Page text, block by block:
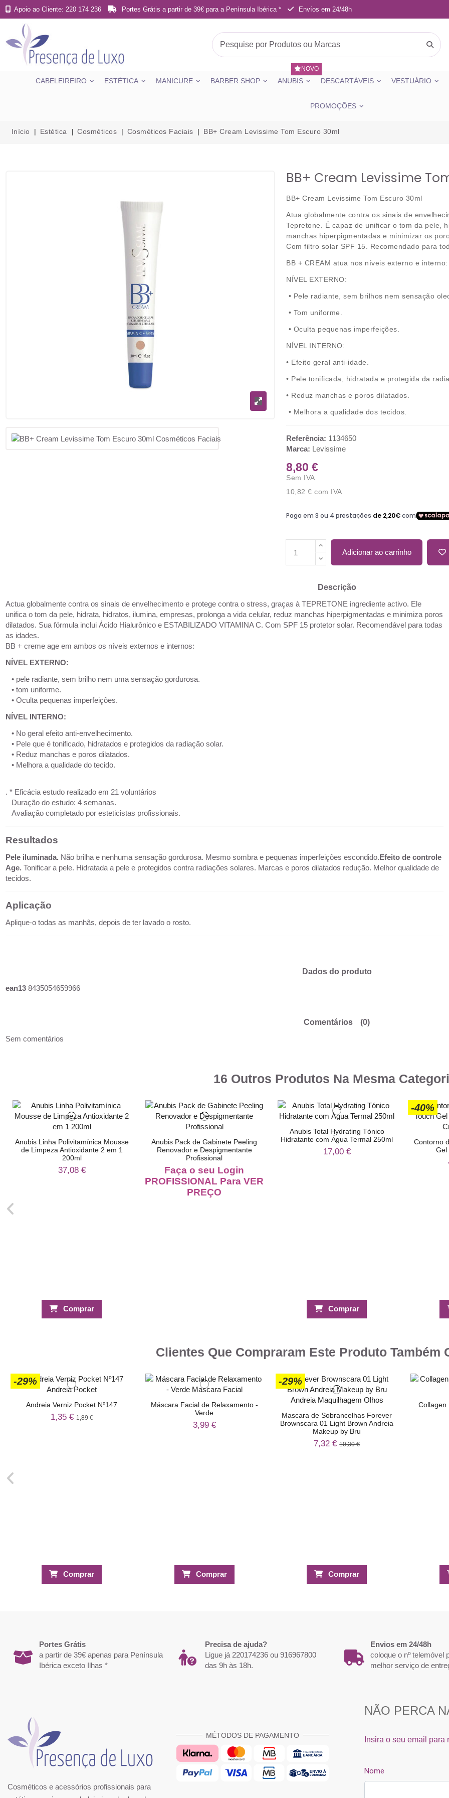
Apoio ao Cliente: 220 174 236 Portes Grátis a partir de 39€ para a Península Ibérica * Envíos em 24/48h
CABELEIREIRO ESTÉTICA MANICURE BARBER SHOP ANUBIS
NOVO
DESCARTÁVEIS VESTUÁRIO
PROMOÇÕES
Início Estética Cosméticos Cosméticos Faciais BB+ Cream Levissime Tom Escuro 30ml
BB+ Cream Levissime
BB+ Cream Levissime Tom Escuro 30ml
Atua globalmente contra os sinais de
Tepretone. É capaz de unificar o tom da pele,
manchas hiperpigmentadas e minimizar os
Com filtro solar SPF 15. Recomendado para
BB + CREAM atua nos níveis externo e interno:
NÍVEL EXTERNO:
• Pele radiante, sem brilhos nem sensação
• Tom uniforme.
• Oculta pequenas imperfeições.
NÍVEL INTERNO:
• Efeito geral anti-idade.
• Pele tonificada, hidratada e protegida da
• Reduz manchas e poros dilatados.
• Melhora a qualidade dos tecidos.
Referência: 1134650
Marca: Levissime
8,80 €
Sem IVA
10,82 € com IVA
Adicionar ao carrinho
Descrição
Actua globalmente contra os sinais de envelhecimento e protege contra o stress, graças à TEPRETONE ingrediente activo. Ele
unifica o tom da pele, hidrata, hidratos, ilumina, empresas, prolonga a vida celular, reduz manchas hiperpigmentadas e minimiza poros
dilatados. Sua fórmula inclui Ácido Hialurônico e ESTABILIZADO VITAMINA C. Com SPF 15 protetor solar. Recomendável para todas
as idades.
BB + creme age em ambos os níveis externos e internos:
NÍVEL EXTERNO:
• pele radiante, sem brilho nem uma sensação gordurosa.
• tom uniforme.
• Oculta pequenas imperfeições.
NÍVEL INTERNO:
• No geral efeito anti-envelhecimento.
• Pele que é tonificado, hidratados e protegidos da radiação solar.
• Reduz manchas e poros dilatados.
• Melhora a qualidade do tecido.
. * Eficácia estudo realizado em 21 voluntários
Duração do estudo: 4 semanas.
Avaliação completado por esteticistas profissionais.
Resultados
Pele iluminada. Não brilha e nenhuma sensação gordurosa. Mesmo sombra e pequenas imperfeições escondido.Efeito de controle
Age. Tonificar a pele. Hidratada a pele e protegidos contra radiações solares. Marcas e poros dilatados redução. Melhor qualidade de
tecidos.
Aplicação
Aplique-o todas as manhãs, depois de ter lavado o rosto.
Dados do produto
ean13 8435054659966
Comentários
(0)
Sem comentários
16 Outros Produtos Na Mesma
Anubis Linha Polivitamínica Mousse
de Limpeza Antioxidante 2 em 1
200ml
37,08 €
Comprar
Anubis Pack de Gabinete Peeling
Renovador e Despigmentante
Profissional
Faça o seu Login
PROFISSIONAL Para VER
PREÇO
Anubis Total Hydrating Tónico
Hidratante com Água Termal 250ml
17,00 €
Comprar
-40%
Contorno
Gel
Clientes Que Compraram Este Produto Também
-29%
Andreia Verniz Pocket Nº147
1,35 € 1,89 €
Comprar
Máscara Facial de Relaxamento -
Verde
3,99 €
Comprar
-29%
Mascara de Sobrancelhas Forever
Brownscara 01 Light Brown Andreia
Makeup by Bru
7,32 €10,30 €
Comprar
Collagen
Portes Grátis
a partir de 39€ apenas para Península
Ibérica exceto Ilhas *
Precisa de ajuda?
Ligue já 220174236 ou 916967800
das 9h às 18h.
Envios em 24/48h
coloque o nº telemóvel
melhor serviço de
Cosméticos e acessórios profissionais para
MÉTODOS DE PAGAMENTO